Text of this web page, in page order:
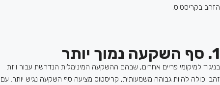
הזהב בקריסטוס:
1. סף השקעה נמוך יותר
בניגוד למיקומי פריים אחרים, שבהם ההשקעה המינימלית הנדרשת עבור ויזת
זהב יכולה להיות גבוהה משמעותית, קריסטוס מציעה סף השקעה נגיש יותר. עם